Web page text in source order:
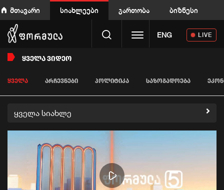
მთავარი სიახლეები გართობა ბიზნესი
Toggle navigation
ENG LIVE
ᲧᲕᲔᲚᲐ ᲕᲘᲓᲔᲝ
ᲧᲕᲔᲚᲐ ᲐᲠᲩᲔᲕᲜᲔᲑᲘ ᲞᲝᲚᲘᲢᲘᲙᲐ ᲡᲐᲖᲝᲒᲐᲓᲝᲔᲑᲐ
ყველა სიახლე